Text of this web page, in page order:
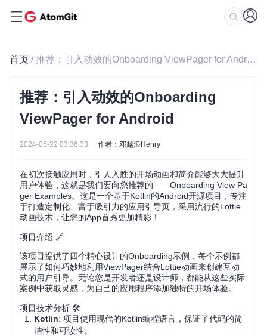
首页 / 推荐：引入动效的Onboarding ViewPager for Android
推荐：引入动效的Onboarding
ViewPager for Android
2024-05-22 03:36:33 作者：邓越浪Henry
在初次接触应用时，引人入胜的开场动画和简介能够大大提升
用户体验，这就是我们要向您推荐的——Onboarding View Pa
ger Examples。这是一个基于Kotlin的Android开源项目，专注
于打造定制化、富于吸引力的应用引导页，采用流行的Lottie
动画技术，让您的App首秀更加精彩！
项目介绍 🔗
该项目提供了四个精心设计的Onboarding示例，每个示例都
展示了如何巧妙地利用ViewPager结合Lottie动画来创建互动
式的用户引导。无论您是开发者还是设计师，都能从这些实际
案例中获取灵感，为自己的应用程序添加独特的开场体验。
项目技术分析 🛠️
Kotlin: 项目使用现代的Kotlin编程语言，保证了代码的简
洁性和可读性。